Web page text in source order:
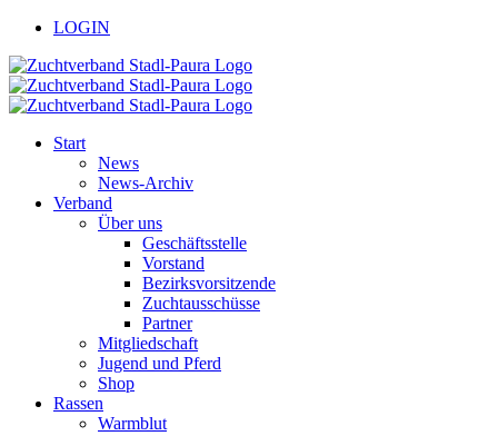
Zum
springen
facebook
youtubeLOGIN
Start
News
News-Archiv
Verband
Über uns
Geschäftsstelle
Vorstand
Bezirksvorsitzende
Zuchtausschüsse
Partner
Mitgliedschaft
Jugend und Pferd
Shop
Rassen
Warmblut